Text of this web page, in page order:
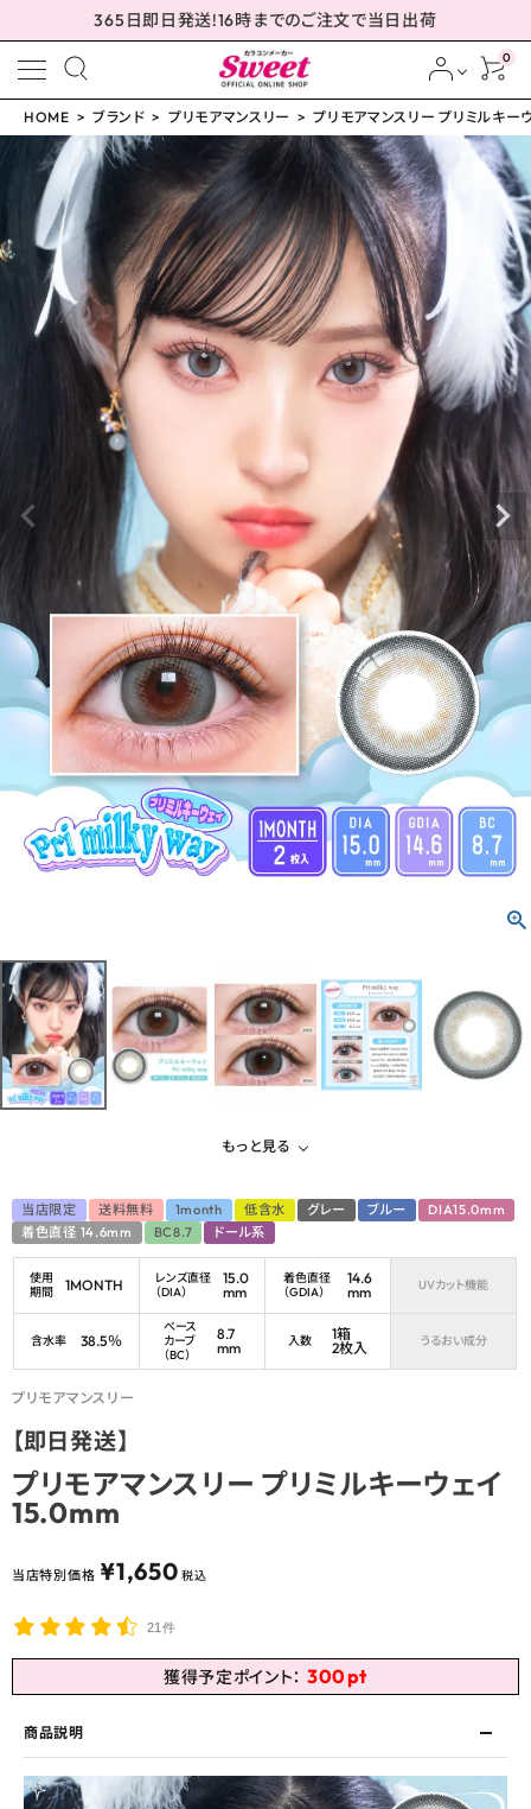
365日即日発送!16時までのご注文で当日出荷
0
meeting_room ログイン person 会員登録
プリモアマンスリー プリ
ミルキーウェイ 15.0mm
(税込)
配送方法について
発送について
お支払い方法について
お買い物ガイド
お問い合わせ
よくあるご質問
HOME ブランド プリモアマンスリー プリモアマンスリー プリミルキー
もっと見る
当店限定 送料無料 1month 低含水 グレー ブルー
DIA15.0mm
着色直径 14.6mm
BC8.7 ドール系
使用
期間
1MONTH
レンズ直径
（DIA）
15.0
mm
着色直径
（GDIA）
14.6
mm
UVカット機能
含水率 38.5％
ベース
カーブ
（BC）
8.7
mm
入数
1箱
2枚入
うるおい成分
プリモアマンスリー
【即日発送】
プリモアマンスリー プリミルキーウェイ
15.0mm
当店特別価格 ¥1,650 税込
21件
獲得予定ポイント： 300pt
商品説明